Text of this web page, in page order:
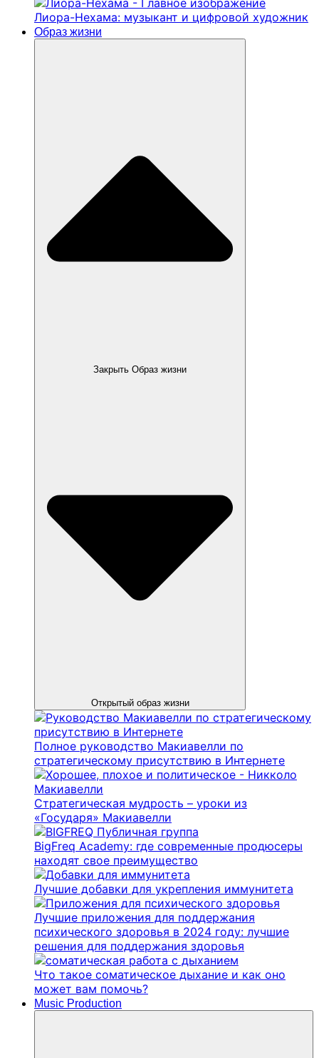
Лиора-Нехама: музыкант и цифровой художник
Образ жизни
Закрыть Образ жизни
Открытый образ жизни
Полное руководство Макиавелли по
стратегическому присутствию в Интернете
Стратегическая мудрость – уроки из
«Государя» Макиавелли
BigFreq Academy: где современные продюсеры
находят свое преимущество
Лучшие добавки для укрепления иммунитета
Лучшие приложения для поддержания
психического здоровья в 2024 году: лучшие
решения для поддержания здоровья
Что такое соматическое дыхание и как оно
может вам помочь?
Music Production